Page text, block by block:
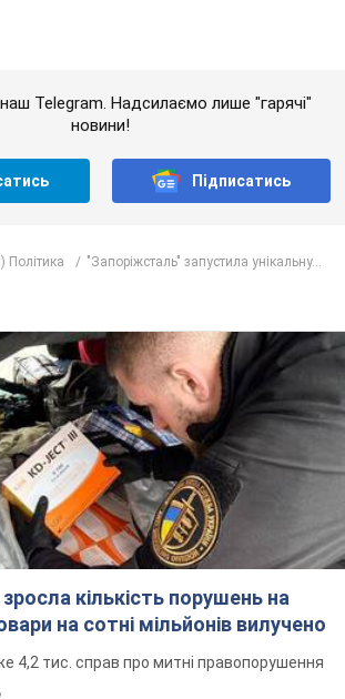
зросла кількість порушень на
на сотні мільйонів вилучено
4,2 тис. справ про митні правопорушення
продукт в Україні
27% за тиждень:
кілограм
продовжує тиснути на її